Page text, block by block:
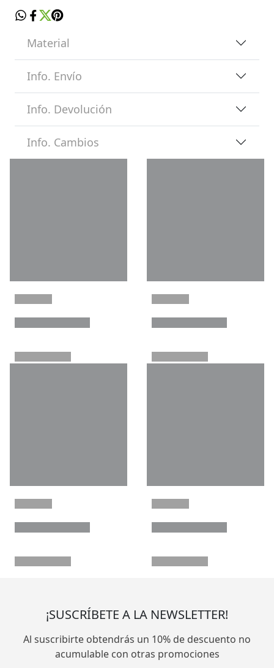
Material
Info. Envío
Info. Devolución
Info. Cambios
¡SUSCRÍBETE A LA NEWSLETTER!
Al suscribirte obtendrás un 10% de descuento no
acumulable con otras promociones